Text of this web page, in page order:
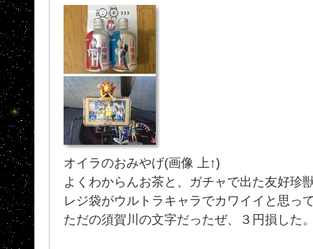
オイラのおみやげ(画像 上↑)
よくわからんお茶と、ガチャで出た友好珍
レジ袋がウルトラキャラでカワイイと思っ
ただの須賀川の文字だったぜ、３円損した